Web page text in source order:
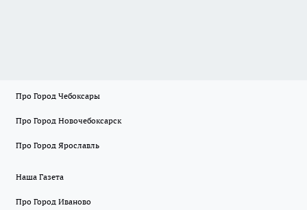
Про Город Чебоксары
Про Город Новочебоксарск
Про Город Ярославль
Наша Газета
Про Город Иваново